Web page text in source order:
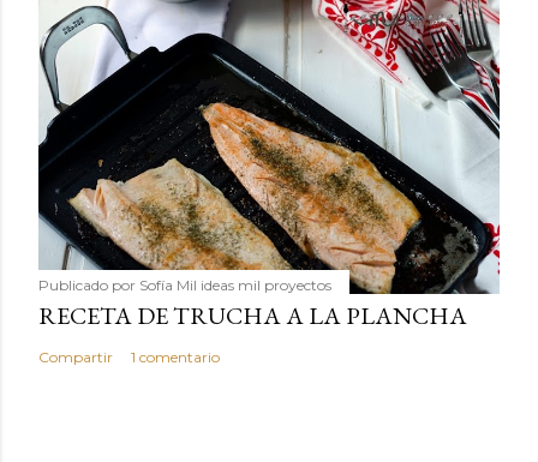
Publicado por Sofía Mil ideas mil proyectos
RECETA DE TRUCHA A LA PLANCHA
Compartir 1 comentario